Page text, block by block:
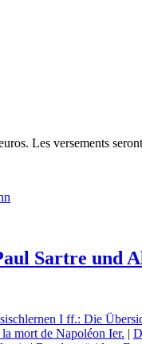
Les versements
Sartre und
I ff.: Die
mort de Napoléon Ier. |